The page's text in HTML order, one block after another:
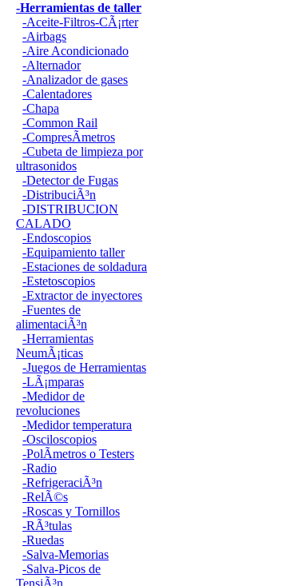
-Herramientas de taller
-Aceite-Filtros-CÃ¡rter
-Airbags
-Aire Acondicionado
-Alternador
-Analizador de gases
-Calentadores
-Chapa
-Common Rail
-CompresÃ­metros
-Cubeta de limpieza por
ultrasonidos
-Detector de Fugas
-DistribuciÃ³n
-DISTRIBUCION
CALADO
-Endoscopios
-Equipamiento taller
-Estaciones de soldadura
-Estetoscopios
-Extractor de inyectores
-Fuentes de
alimentaciÃ³n
-Herramientas
NeumÃ¡ticas
-Juegos de Herramientas
-LÃ¡mparas
-Medidor de
revoluciones
-Medidor temperatura
-Osciloscopios
-PolÃ­metros o Testers
-Radio
-RefrigeraciÃ³n
-RelÃ©s
-Roscas y Tornillos
-RÃ³tulas
-Ruedas
-Salva-Memorias
-Salva-Picos de
TensiÃ³n